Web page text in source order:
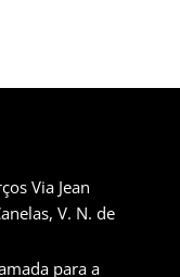
Via Jean
V. N. de
para a